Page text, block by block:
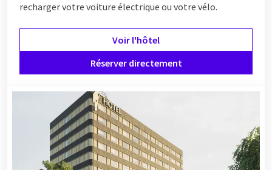
recharger votre voiture électrique ou votre vélo.
Voir l'hôtel
Réserver directement